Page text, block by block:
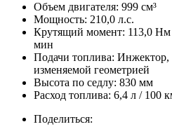
Объем двигателя: 999 см³
Мощность: 210,0 л.с.
Крутящий момент: 113,0 Нм
мин
Подачи топлива: Инжектор,
изменяемой геометрией
Высота по седлу: 830 мм
Расход топлива: 6,4 л / 100
Поделиться: